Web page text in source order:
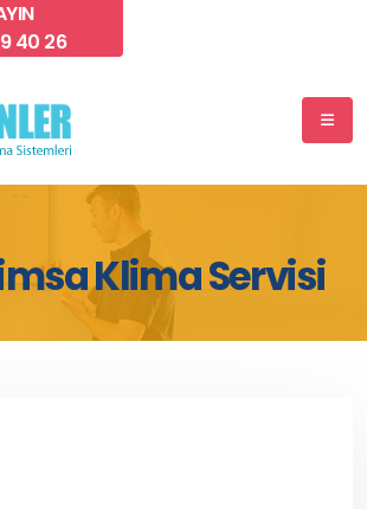
40 26
Klima Servisi